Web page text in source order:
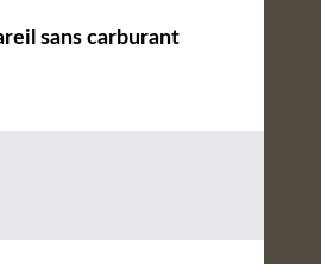
sans carburant